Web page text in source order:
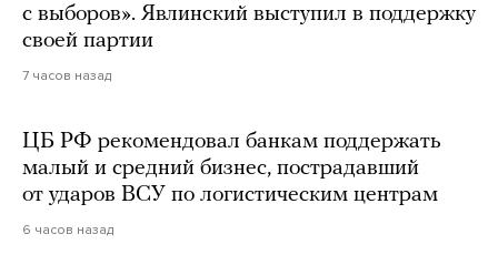
с выборов». Явлинский выступил в поддержку
своей партии
7 часов назад
ЦБ РФ рекомендовал банкам поддержать
малый и средний бизнес, пострадавший
от ударов ВСУ по логистическим центрам
6 часов назад